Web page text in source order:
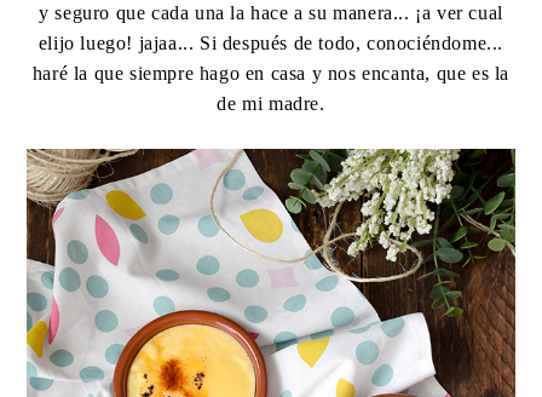
y seguro que cada una la hace a su manera... ¡a ver cual
elijo luego! jajaa... Si después de todo, conociéndome...
haré la que siempre hago en casa y nos encanta, que es la
de mi madre.